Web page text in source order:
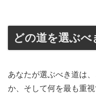
どの道を選ぶべ
あなたが選ぶべき道は
か、そして何を最も重